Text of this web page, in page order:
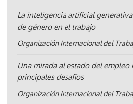
La inteligencia artificial
de género en el trabajo
Organización Internacional del
Una mirada al estado del empleo
principales desafíos
Organización Internacional del